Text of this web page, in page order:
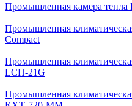
Промышленная камера
Промышленная
Compact
Промышленная
LCH-21G
Промышленная